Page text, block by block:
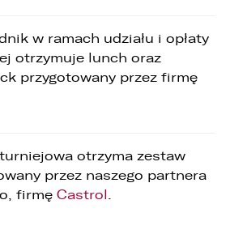
w ramach udziału i opłaty
otrzymuje lunch oraz
przygotowany przez firmę
otrzyma zestaw
przez naszego partnera
firmę Castrol.
– Biuro Obsługi Klienta: 801
osobowe przetwarzane będą
oferty;
zawarcia umowy,